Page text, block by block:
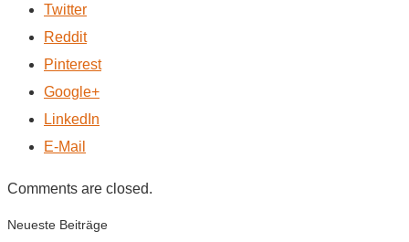
Twitter
Reddit
Pinterest
Google+
LinkedIn
E-Mail
Comments are closed.
Neueste Beiträge